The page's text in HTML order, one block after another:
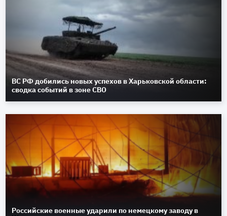
ВС РФ добились новых успехов в Харьковской области:
сводка событий в зоне СВО
Российские военные ударили по немецкому заводу в